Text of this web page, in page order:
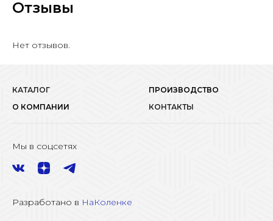
Отзывы
Нет отзывов.
КАТАЛОГ
ПРОИЗВОДСТВО
О КОМПАНИИ
КОНТАКТЫ
Мы в соцсетях
Разработано в НаКоленке